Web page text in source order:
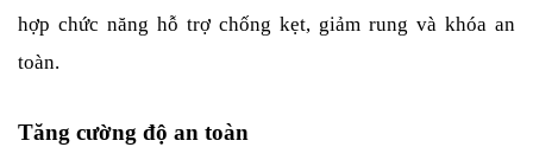
hợp chức năng hỗ trợ chống kẹt, giảm rung và khóa an
toàn.
Tăng cường độ an toàn